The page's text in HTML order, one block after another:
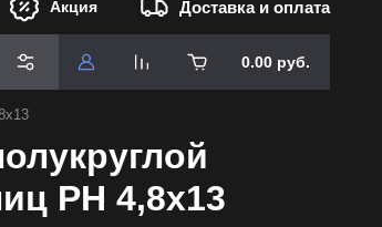
Акция Доставка и оплата
0.00 руб.
PH 4,8х13